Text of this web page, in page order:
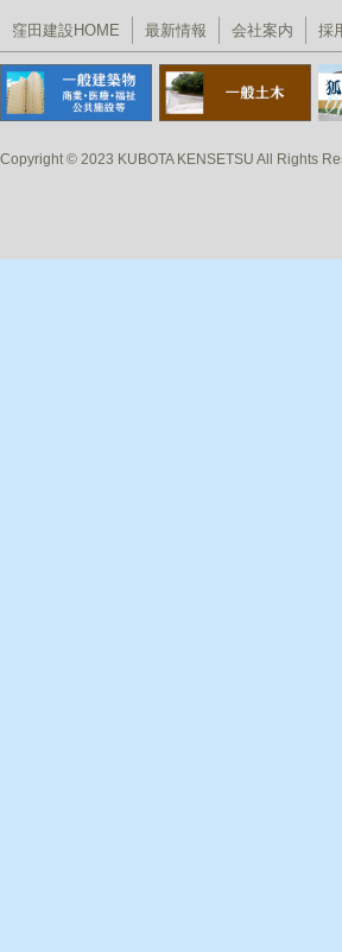
窪田建設HOME 最新情報 会社案内 採
Copyright © 2023 KUBOTA KENSETSU All Rights